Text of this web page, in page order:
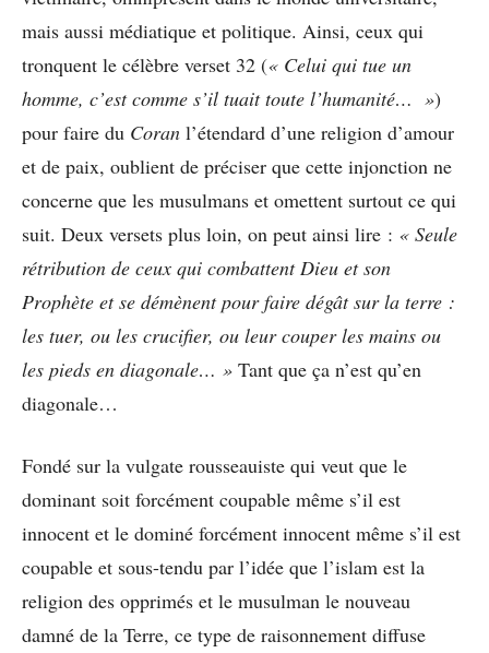
mais aussi médiatique et politique. Ainsi, ceux qui
tronquent le célèbre verset 32 (« Celui qui tue un
homme, c’est comme s’il tuait toute l’humanité… »)
pour faire du Coran l’étendard d’une religion d’amour
et de paix, oublient de préciser que cette injonction ne
concerne que les musulmans et omettent surtout ce qui
suit. Deux versets plus loin, on peut ainsi lire : « Seule
rétribution de ceux qui combattent Dieu et son
Prophète et se démènent pour faire dégât sur la terre :
les tuer, ou les crucifier, ou leur couper les mains ou
les pieds en diagonale… » Tant que ça n’est qu’en
diagonale…
Fondé sur la vulgate rousseauiste qui veut que le
dominant soit forcément coupable même s’il est
innocent et le dominé forcément innocent même s’il est
coupable et sous-tendu par l’idée que l’islam est la
religion des opprimés et le musulman le nouveau
damné de la Terre, ce type de raisonnement diffuse